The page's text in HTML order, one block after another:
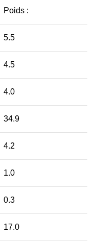
Poids :
5.5
4.5
4.0
34.9
4.2
1.0
0.3
17.0